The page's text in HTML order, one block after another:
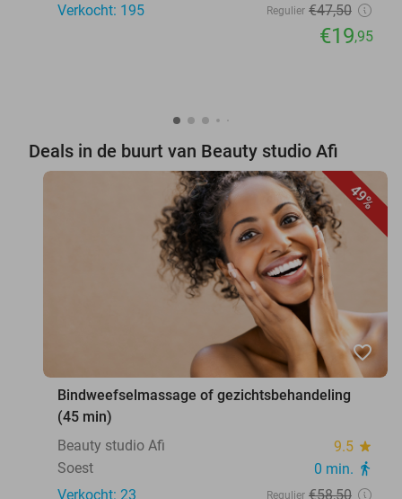
Verkocht: 195
Regulier €47,50
€19,95
Deals in de buurt van Beauty studio Afi
49%
favorite_border
Bindweefselmassage of gezichtsbehandeling
(45 min)
Beauty studio Afi
9.5 star
Soest 0 min. directions_walk
Verkocht: 23 Regulier €58,50